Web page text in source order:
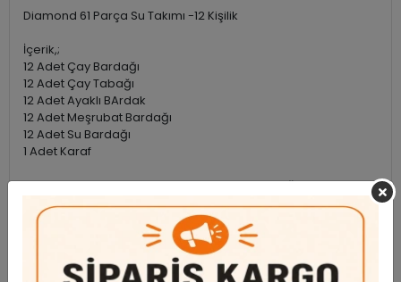
Diamond 61 Parça Su Takımı -12 Kişilik
İçerik,;
12 Adet Çay Bardağı
12 Adet Çay Tabağı
12 Adet Ayaklı BArdak
12 Adet Meşrubat Bardağı
12 Adet Su Bardağı
1 Adet Karaf
NOT: Kargo kaynaklı kırıkları aynı gün bize fotoğraf yada
videolarıyla bildirmeniz halinde telafi edilmektedir.
Garanti ve Teslimat